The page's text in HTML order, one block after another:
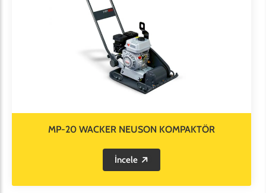
MP-20 WACKER NEUSON KOMPAKTÖR
İncele